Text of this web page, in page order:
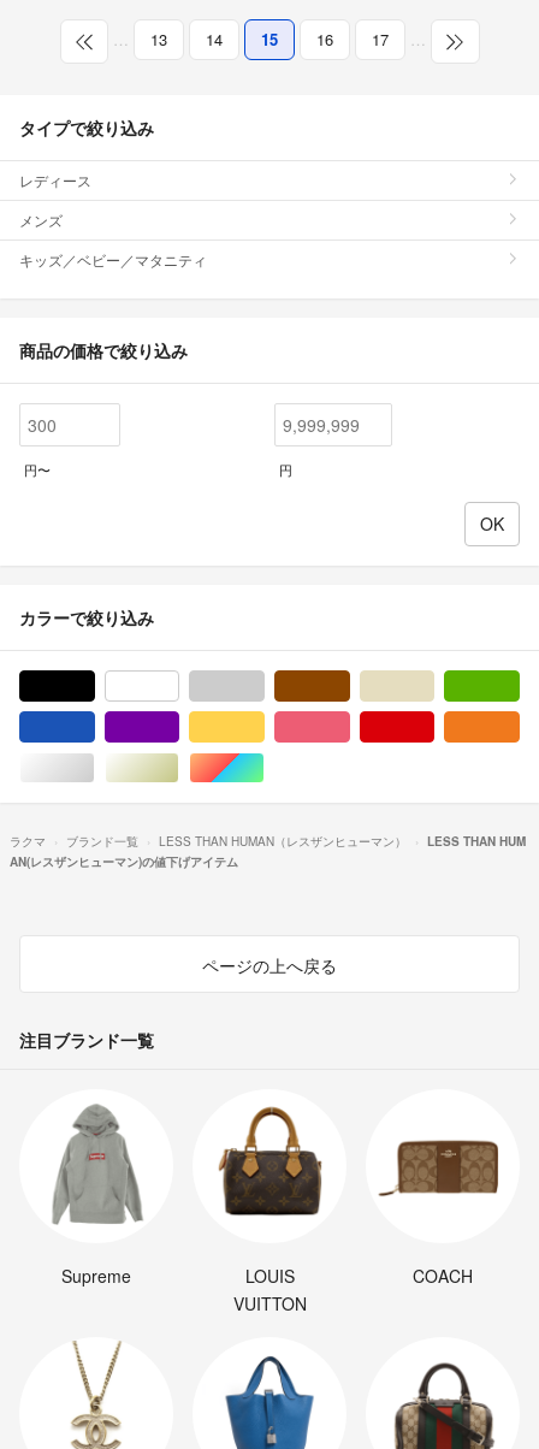
… 13 14 15 16 17 …
タイプで絞り込み
レディース
メンズ
キッズ／ベビー／マタニティ
商品の価格で絞り込み
円〜 円
カラーで絞り込み
シルバー/銀色系ゴールド/金色系マルチカラー
ラクマ ブランド一覧 LESS THAN HUMAN（レスザンヒューマン）
LESS THAN HUM
AN(レスザンヒューマン)の値下げアイテム
ページの上へ戻る
注目ブランド一覧
Supreme
LOUIS
VUITTON
COACH